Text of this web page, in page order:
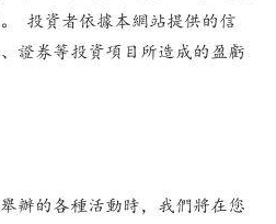
投資者依據本網站提供的信
證券等投資項目所造成的盈虧
辦的各種活動時，我們將在您